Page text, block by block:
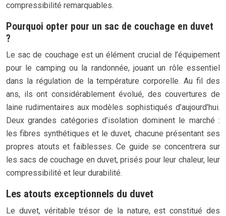
compressibilité remarquables.
Pourquoi opter pour un sac de couchage en duvet
?
Le sac de couchage est un élément crucial de l’équipement
pour le camping ou la randonnée, jouant un rôle essentiel
dans la régulation de la température corporelle. Au fil des
ans, ils ont considérablement évolué, des couvertures de
laine rudimentaires aux modèles sophistiqués d’aujourd’hui.
Deux grandes catégories d’isolation dominent le marché :
les fibres synthétiques et le duvet, chacune présentant ses
propres atouts et faiblesses. Ce guide se concentrera sur
les sacs de couchage en duvet, prisés pour leur chaleur, leur
compressibilité et leur durabilité.
Les atouts exceptionnels du duvet
Le duvet, véritable trésor de la nature, est constitué des